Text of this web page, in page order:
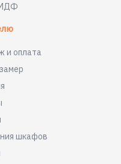
и оплата
шкафов